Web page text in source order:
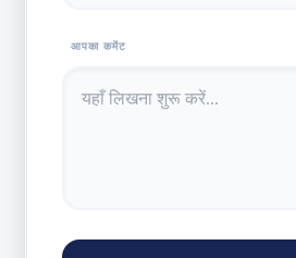
आपका कमेंट